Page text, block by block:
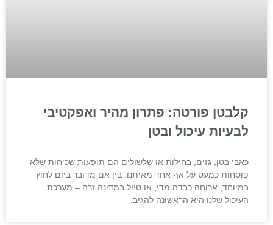
קלבטן פורטה: פתרון מהיר ואפקטיבי
לבעיות עיכול ובטן
כאבי בטן, גזים, בחילות או שלשולים הם תופעות שכיחות שלא
פוסחות כמעט על אף אחד מאיתנו. בין אם מדובר ביום לחוץ
במיוחד, ארוחה כבדה מדי, או טיול במדינה זרה – מערכת
העיכול שלנו היא הראשונה להגיב.